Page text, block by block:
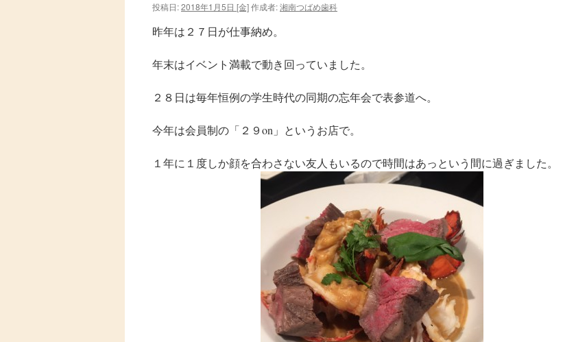
ス
投稿日:2018年1月5日 [金]作成者:湘南つばめ歯科
昨年は２７日が仕事納め。
年末はイベント満載で動き回っていました。
２８日は毎年恒例の学生時代の同期の忘年会で表参道へ。
今年は会員制の「２９on」というお店で。
１年に１度しか顔を合わさない友人もいるので時間はあっという間に過ぎました。